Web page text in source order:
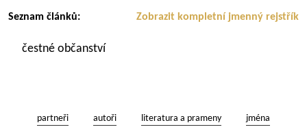
Zobrazit kompletní jmenný rejstřík
Seznam článků:
čestné občanství
partneři autoři literatura a prameny jména